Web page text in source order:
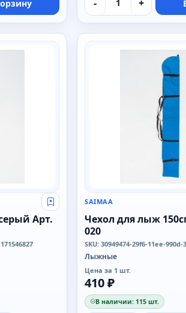
- +
Свой оптовый прайс
Арт.
SAIMAA
SAIMAA
Чехол для лыж
020
SKU: 30949474-29f6-11ee-990d-
Лыжные
Цена за 1 шт.
410 ₽
В наличии: 115 шт.